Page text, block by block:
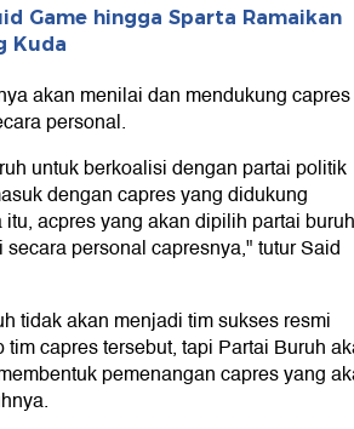
Game hingga Sparta Ramaikan
Kuda
akan menilai dan mendukung capres
personal.
untuk berkoalisi dengan partai politik
dengan capres yang didukung
acpres yang akan dipilih partai buruh
personal capresnya," tutur Said
tidak akan menjadi tim sukses resmi
capres tersebut, tapi Partai Buruh
pemenangan capres yang